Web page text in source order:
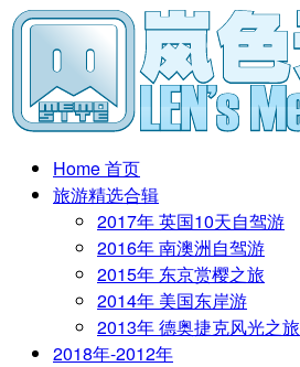
Home 首页
旅游精选合辑
2017年 英国10天自驾游
2016年 南澳洲自驾游
2015年 东京赏樱之旅
2014年 美国东岸游
2013年 德奥捷克风光之旅
2018年-2012年